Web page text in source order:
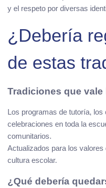
y el respeto por diversas
¿Debería
de estas
Tradiciones que
Los programas de tutoría,
celebraciones en toda la
comunitarios.
Actualizados para los
cultura escolar.
¿Qué debería